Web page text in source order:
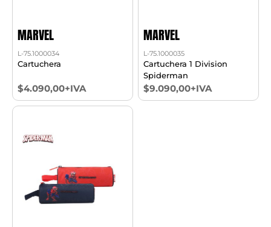
MARVEL
L-75.1000034
Cartuchera
$4.090,00+IVA
MARVEL
L-75.1000035
Cartuchera 1 Division
Spiderman
$9.090,00+IVA